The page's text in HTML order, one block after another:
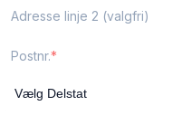
Adresse linje 2 (valgfri)
Postnr.